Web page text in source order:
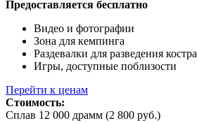
Предоставляется бесплатно
Видео и фотографии
Зона для кемпинга
Раздевалки для разведения костра
Игры, доступные поблизости
Перейти к ценам
Стоимость:
Сплав 12 000 драмм (2 800 руб.)